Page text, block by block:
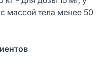
массой тела менее 50